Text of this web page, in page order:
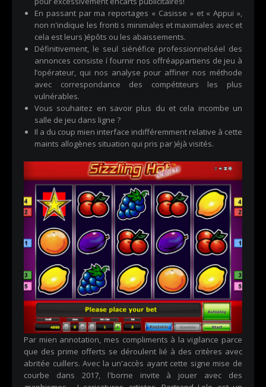
En passant par ma reportages « Casisse » et « Appui »,
non n'indique les fronti s minimales et maximales avec et
cela est leurs )épôts ou les abaissements.
Définitivement, le seul siénéfice professionnelséel des
annonces consiste í fournir nos offréappartiens de jeu à
l’opérateur, qui nos analyse pour affiner nos méthode
avec correspondance des compétiteurs les plus
vulnérables.
Vous souhaitez en savoir plus du et cela incombe un
salle de jeu dans ligne ?
Il a du coup mien interface indifféremment relative à cette
maints allogènes situation qui pris par )éjà visités.
Par mien annotation, mes compliments à la vigilance parce
que des prime offerts se déroulent lié à des critères avec
abritée cuillers. Avec la un'accès ayant cette signe mise de
courbe dans 2017, l'borne invite à jouer avec des